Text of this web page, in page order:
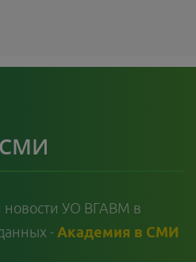
новости УО ВГАВМ в
- Академия в СМИ